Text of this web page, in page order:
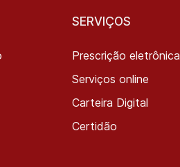
SERVIÇOS
Prescrição eletrônica
Serviços online
Carteira Digital
Certidão